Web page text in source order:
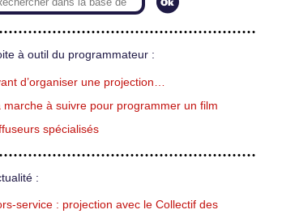
à outil du programmateur :
d’organiser une projection…
marche à suivre pour programmer un film
spécialisés
:
service : projection avec le Collectif des